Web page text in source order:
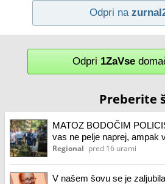
Odpri na
Odpri 1ZaVse
Preberite
MATOZ BODOČIM
vas ne pelje naprej, ampak
(FOTO)
Regional pred 16 urami
V našem šovu se je